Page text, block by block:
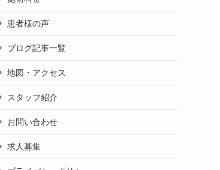
患者様の声
ブログ記事一覧
地図・アクセス
スタッフ紹介
お問い合わせ
求人募集